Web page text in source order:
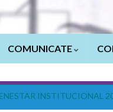
COMUNICATE
INSTITUCIONAL